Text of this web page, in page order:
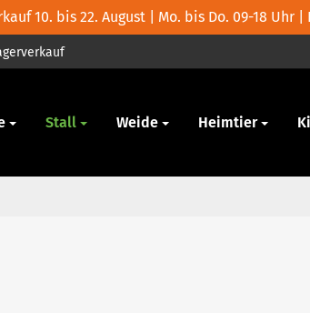
10. bis 22. August | Mo. bis Do. 09-18 Uhr |
Stall Weide Heimtier